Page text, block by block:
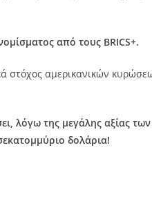
από τους BRICS+.
στόχος αμερικανικών
λόγω της μεγάλης αξίας
δολάρια!